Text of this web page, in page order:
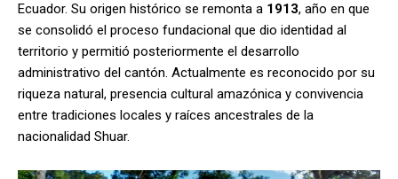
Ecuador. Su origen histórico se remonta a 1913, año en que
se consolidó el proceso fundacional que dio identidad al
territorio y permitió posteriormente el desarrollo
administrativo del cantón. Actualmente es reconocido por su
riqueza natural, presencia cultural amazónica y convivencia
entre tradiciones locales y raíces ancestrales de la
nacionalidad Shuar.